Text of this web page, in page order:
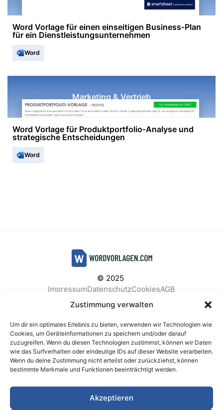
Zustimmung verwalten
Um dir ein optimales Erlebnis zu bieten, verwenden wir Technologien wie
Cookies, um Geräteinformationen zu speichern und/oder darauf
zuzugreifen. Wenn du diesen Technologien zustimmst, können wir Daten
wie das Surfverhalten oder eindeutige IDs auf dieser Website verarbeiten.
Wenn du deine Zustimmung nicht erteilst oder zurückziehst, können
bestimmte Merkmale und Funktionen beeinträchtigt werden.
Akzeptieren
Word Vorlage für einen einseitigen Business-Plan
für ein Dienstleistungsunternehmen
Word
Marketing & Vertrieb
Word Vorlage für Produktportfolio-Analyse und
strategische Entscheidungen
Word
© 2025
ImpressumDatenschutzCookiesAGB
Facebook
Instagram
BELIEBTE KATEGORIEN
Berichte & Analysen Business
Einkauf & Beschaffung
Gesundheit & Vorsorge